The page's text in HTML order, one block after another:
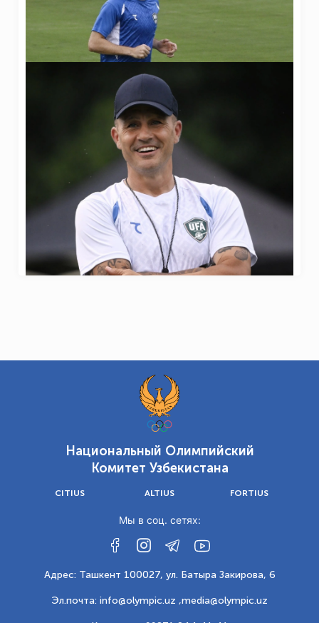
21 Июня 2026
Национальный Олимпийский
Комитет Узбекистана
CITIUS ALTIUS FORTIUS
Мы в соц. сетях:
Адрес: Ташкент 100027, ул. Батыра Закирова, 6
Эл.почта: info@olympic.uz ,media@olympic.uz